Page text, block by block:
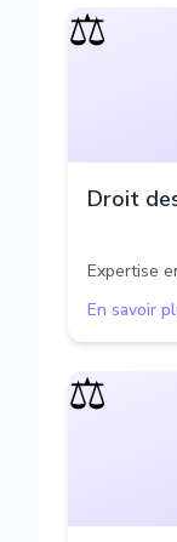
⚖️
Droit
Expertise
En savoir
⚖️